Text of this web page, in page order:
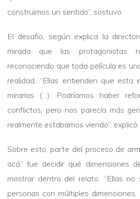
construimos un sentido”, sostuvo.
El desafío, según explica la
mirada que las protagonistas
reconociendo que toda película es
realidad. “Ellas entienden que esta
mirarlas (…). Podríamos haber
conflictos, pero nos parecía más
realmente estábamos viendo”, explicó.
Sobre esto, parte del proceso de
acá” fue decidir qué dimensiones
mostrar dentro del relato. “Ellas no
personas con múltiples dimensiones,